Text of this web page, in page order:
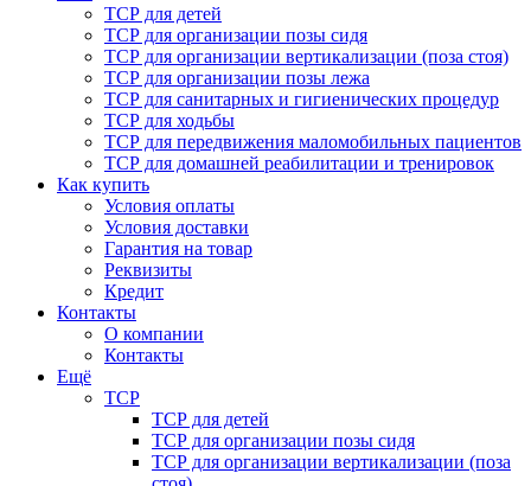
ТСР для детей
ТСР для организации позы сидя
ТСР для организации вертикализации (поза стоя)
ТСР для организации позы лежа
ТСР для санитарных и гигиенических процедур
ТСР для ходьбы
ТСР для передвижения маломобильных пациентов
ТСР для домашней реабилитации и тренировок
Как купить
Условия оплаты
Условия доставки
Гарантия на товар
Реквизиты
Кредит
Контакты
О компании
Контакты
Ещё
ТСР
ТСР для детей
ТСР для организации позы сидя
ТСР для организации вертикализации (поза